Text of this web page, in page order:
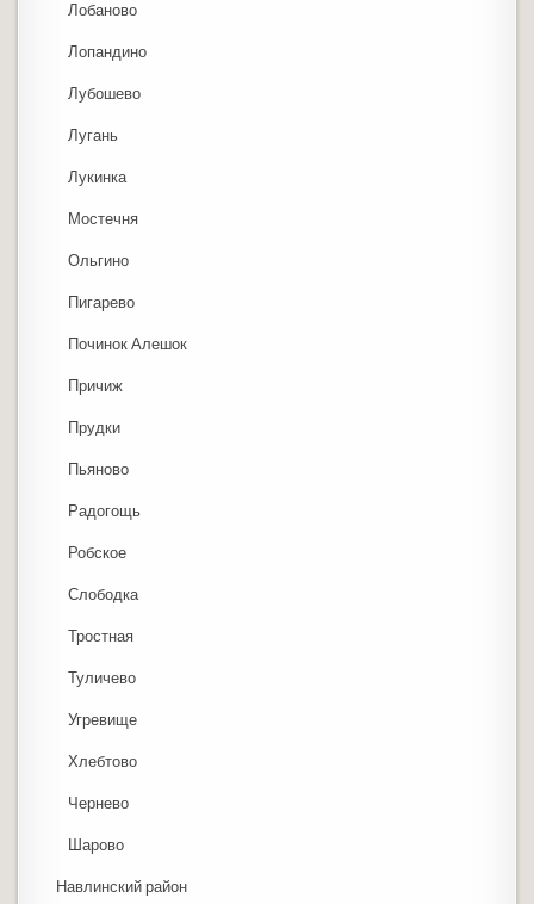
Лобаново
Лопандино
Лубошево
Лугань
Лукинка
Мостечня
Ольгино
Пигарево
Починок Алешок
Причиж
Прудки
Пьяново
Радогощь
Робское
Слободка
Тростная
Туличево
Угревище
Хлебтово
Чернево
Шарово
Навлинский район